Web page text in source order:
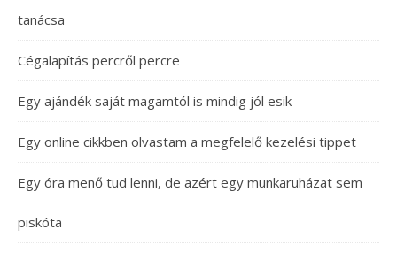
tanácsa
Cégalapítás percről percre
Egy ajándék saját magamtól is mindig jól esik
Egy online cikkben olvastam a megfelelő kezelési tippet
Egy óra menő tud lenni, de azért egy munkaruházat sem
piskóta